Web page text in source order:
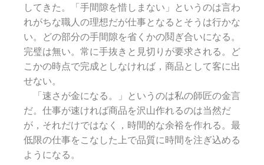
してきた。「手間隙を惜しまない」というのは言わ
れがちな職人の理想だが仕事となるとそうは行かな
い。どの部分の手間隙を省くかの鬩ぎ合いになる。
完璧は無い。常に手抜きと見切りが要求される。ど
こかの時点で完成としなければ，商品として客に出
せない。
「速さが金になる。」というのは私の師匠の金言
だ。仕事が速ければ商品を沢山作れるのは当然だ
が，それだけではなく，時間的な余裕を作れる。最
低限の仕事をこなした上で品質に時間を注ぎ込める
ようになる。